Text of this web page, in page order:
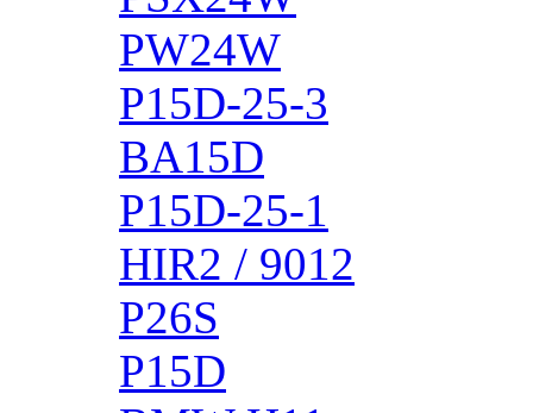
PW24W
P15D-25-3
BA15D
P15D-25-1
HIR2 / 9012
P26S
P15D